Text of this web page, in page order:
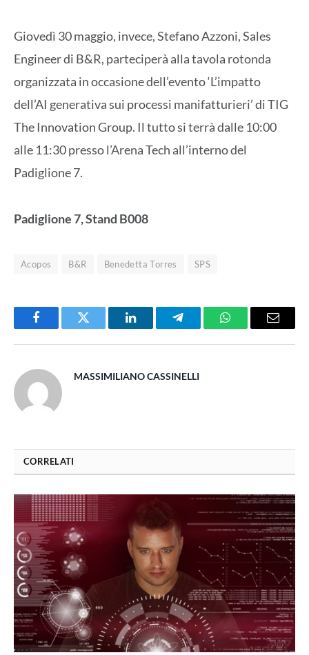
Giovedì 30 maggio, invece, Stefano Azzoni, Sales
Engineer di B&R, parteciperà alla tavola rotonda
organizzata in occasione dell’evento ‘L’impatto
dell’AI generativa sui processi manifatturieri’ di TIG
The Innovation Group. Il tutto si terrà dalle 10:00
alle 11:30 presso l’Arena Tech all’interno del
Padiglione 7.
Padiglione 7, Stand B008
Acopos B&R Benedetta Torres SPS
FacebookTwitter LinkedInTelegramWhatsAppEmail
MASSIMILIANO CASSINELLI
CORRELATI